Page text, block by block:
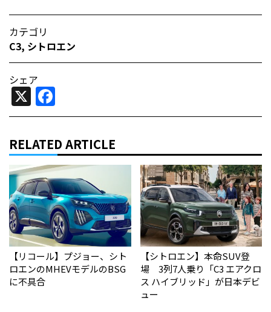
カテゴリ
C3, シトロエン
シェア
X
RELATED ARTICLE
【リコール】プジョー、シト
ロエンのMHEVモデルのBSG
に不具合
【シトロエン】本命SUV登
場 3列7人乗り「C3 エアクロ
ス ハイブリッド」が日本デビ
ュー